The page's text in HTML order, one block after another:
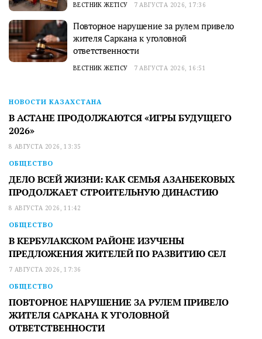
ВЕСТНИК ЖЕТІСУ 7 АВГУСТА 2026, 17:36
Повторное нарушение за рулем привело
жителя Саркана к уголовной
ответственности
ВЕСТНИК ЖЕТІСУ 7 АВГУСТА 2026, 16:51
НОВОСТИ КАЗАХСТАНА
В АСТАНЕ ПРОДОЛЖАЮТСЯ «ИГРЫ БУДУЩЕГО
2026»
8 АВГУСТА 2026, 13:35
ОБЩЕСТВО
ДЕЛО ВСЕЙ ЖИЗНИ: КАК СЕМЬЯ АЗАНБЕКОВЫХ
ПРОДОЛЖАЕТ СТРОИТЕЛЬНУЮ ДИНАСТИЮ
8 АВГУСТА 2026, 11:42
ОБЩЕСТВО
В КЕРБУЛАКСКОМ РАЙОНЕ ИЗУЧЕНЫ
ПРЕДЛОЖЕНИЯ ЖИТЕЛЕЙ ПО РАЗВИТИЮ СЕЛ
7 АВГУСТА 2026, 17:36
ОБЩЕСТВО
ПОВТОРНОЕ НАРУШЕНИЕ ЗА РУЛЕМ ПРИВЕЛО
ЖИТЕЛЯ САРКАНА К УГОЛОВНОЙ
ОТВЕТСТВЕННОСТИ